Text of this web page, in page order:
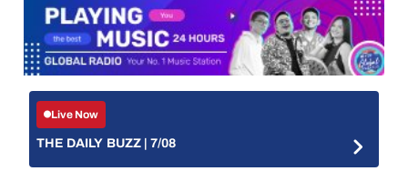
Live Now
THE DAILY BUZZ | 7/08